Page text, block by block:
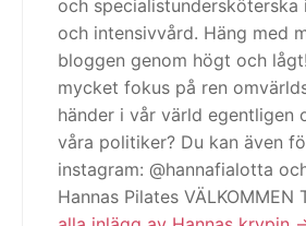
och specialistundersköterska
och intensivvård. Häng med
bloggen genom högt och
mycket fokus på ren
händer i vår värld egentligen
våra politiker? Du kan även
instagram: @hannafialotta
Hannas Pilates VÄLKOMMEN